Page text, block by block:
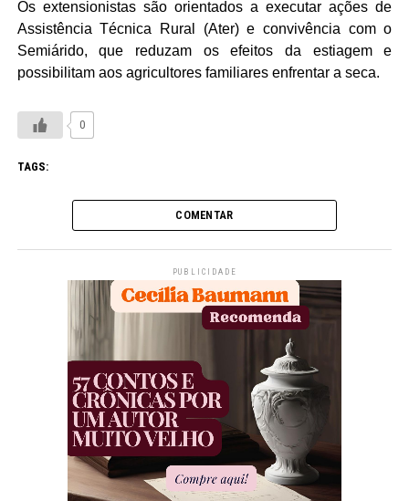
Os extensionistas são orientados a executar ações de
Assistência Técnica Rural (Ater) e convivência com o
Semiárido, que reduzam os efeitos da estiagem e
possibilitam aos agricultores familiares enfrentar a seca.
0
TAGS:
COMENTAR
PUBLICIDADE